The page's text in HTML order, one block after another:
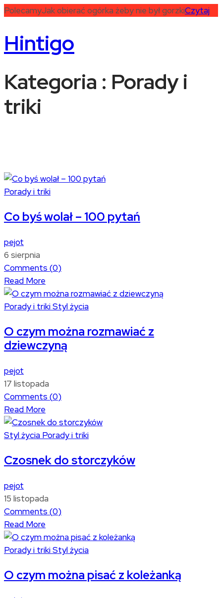
PolecamyJak obierać ogórka żeby nie był gorzkiCzytaj
Hintigo
Kategoria : Porady i
triki
Porady i triki
Co byś wolał – 100 pytań
pejot
6 sierpnia
Comments (0)
Read More
Porady i trikiStyl życia
O czym można rozmawiać z
dziewczyną
pejot
17 listopada
Comments (0)
Read More
Styl życia Porady i triki
Czosnek do storczyków
pejot
15 listopada
Comments (0)
Read More
Porady i trikiStyl życia
O czym można pisać z koleżanką